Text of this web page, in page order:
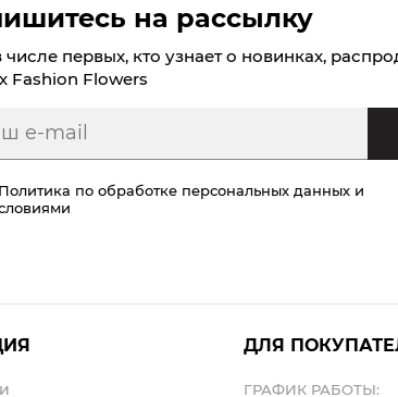
на рассылку
числе первых, кто узнает о новинках,
Fashion Flowers
по обработке персональных данных и
ДЛЯ
ГРАФИК РАБОТЫ: